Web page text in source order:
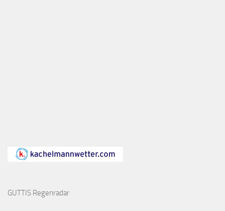
GUTTIS Regenradar